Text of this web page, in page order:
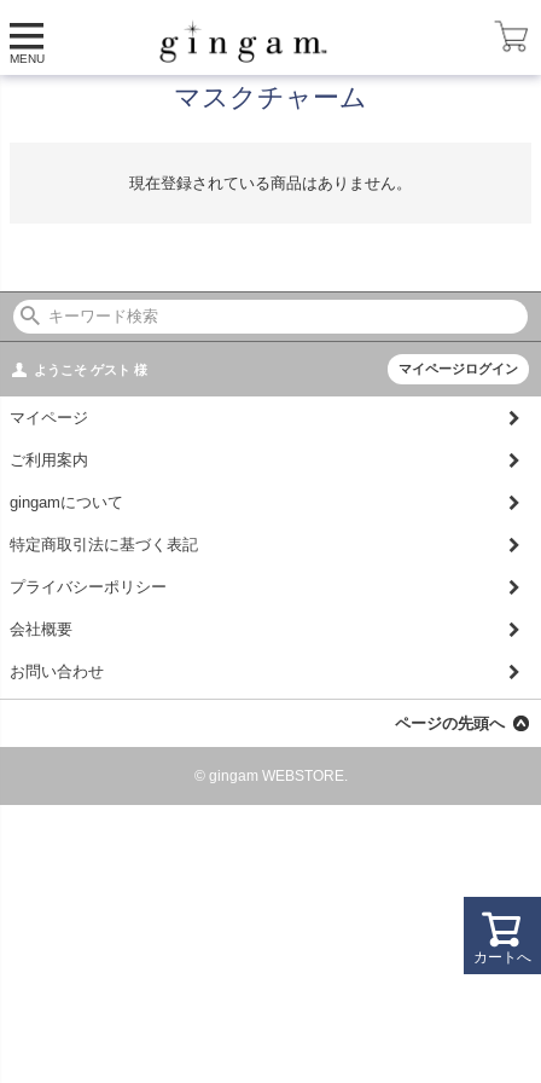
MENU
HOME マスクチャーム
マスクチャーム
現在登録されている商品はありません。
カートへ
ようこそ ゲスト 様 マイページログイン
マイページ
ご利用案内
gingamについて
特定商取引法に基づく表記
プライバシーポリシー
会社概要
お問い合わせ
ページの先頭へ
© gingam WEBSTORE.